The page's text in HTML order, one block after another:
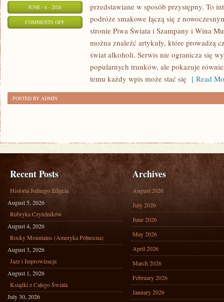
JUNE - 6 - 2026
COMMENTS OFFON
TADZIKPIJE
przedstawiane w sposób przystępny. To
podróże smakowe łączą się z
stronie Piwa Świata i Szampany i Wina
można znaleźć artykuły, które prowadzą
świat alkoholi. Serwis nie ogranicza się
popularnych trunków, ale pokazuje
temu każdy wpis może stać się [ Read
POSTED BY ADMIN
Recent Posts
Historia Jednego Zdjęcia
August 5, 2026
Rubryka Czytelników
August 4, 2026
Rocky Mountains (Ameryka Północna)
August 3, 2026
Jazz i Improwizacja
August 1, 2026
Książki z Całego Świata
July 30, 2026
Archives
August 2026
July 2026
June 2026
May 2026
April 2026
March 2026
February 2026
January 2026